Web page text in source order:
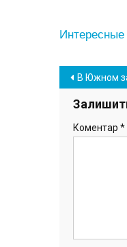
В Южном завершают
Коментар *